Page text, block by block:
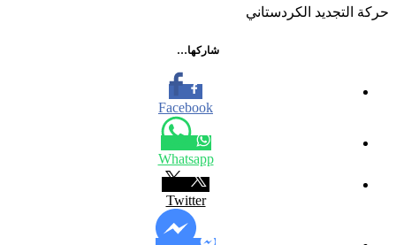
حركة التجديد الكردستاني
شاركها…
Facebook
Whatsapp
Twitter